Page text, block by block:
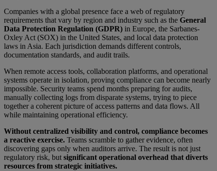
Companies with a global presence face a web of regulatory
requirements that vary by region and industry such as the General
Data Protection Regulation (GDPR) in Europe, the Sarbanes-
Oxley Act (SOX) in the United States, and local data protection
laws in Asia. Each jurisdiction demands different controls,
documentation standards, and audit trails.
When remote access tools, collaboration platforms, and operational
systems operate in isolation, proving compliance can become nearly
impossible. Security teams spend months preparing for audits,
manually collecting logs from disparate systems, trying to piece
together a coherent picture of access patterns and data flows. All
while maintaining operational efficiency.
Without centralized visibility and control, compliance becomes
a reactive exercise. Teams scramble to gather evidence, often
discovering gaps only when auditors arrive. The result is not just
regulatory risk, but significant operational overhead that diverts
resources from strategic initiatives.